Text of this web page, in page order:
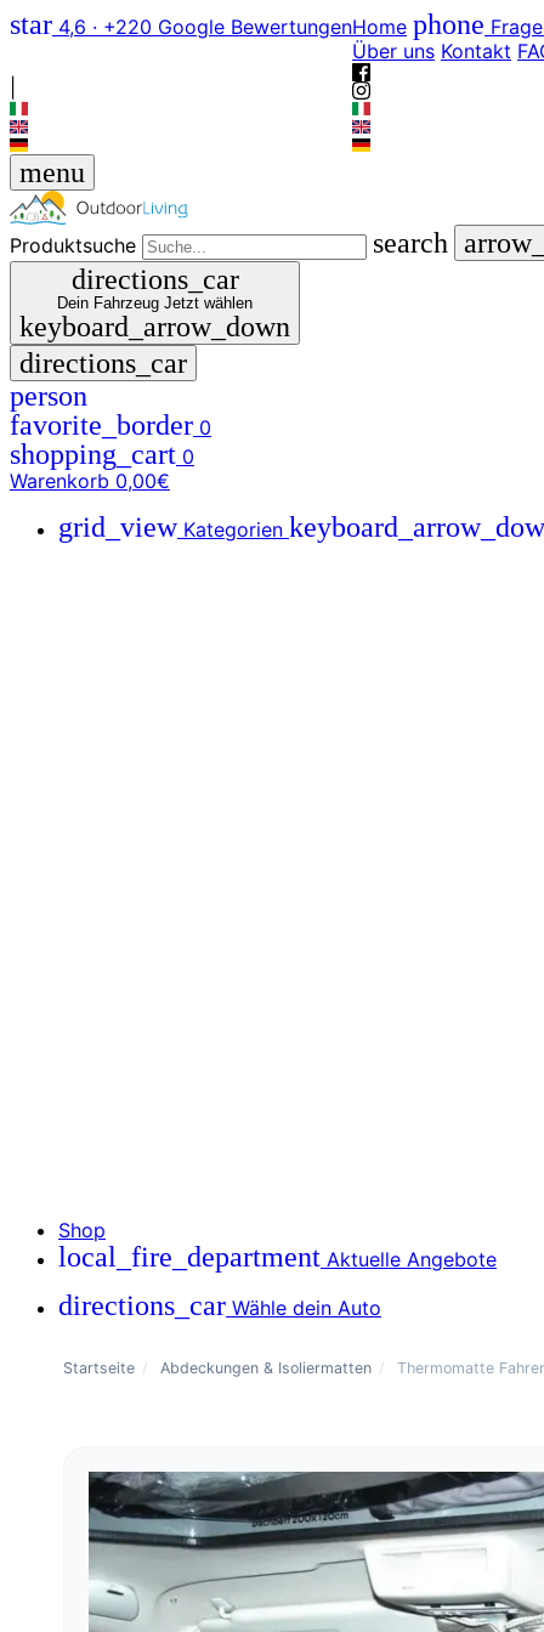
star 4,6 · +220 Google BewertungenHome phone
Über uns Kontakt
menu
Produktsuche search
directions_car
Dein Fahrzeug Jetzt wählen
keyboard_arrow_down
directions_car
person
favorite_border 0
shopping_cart 0
Warenkorb 0,00€
grid_viewKategorien
Shop
local_fire_department Aktuelle Angebote
directions_car Wähle dein Auto
Startseite / Abdeckungen & Isoliermatten / Thermomatte